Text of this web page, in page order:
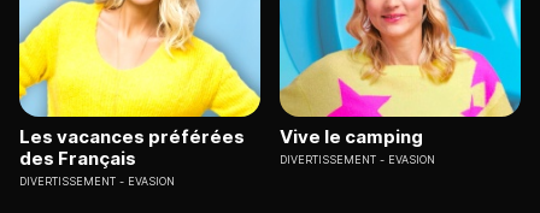
Les vacances préférées
des Français
DIVERTISSEMENT EVASION
Vive le camping
DIVERTISSEMENT EVASION